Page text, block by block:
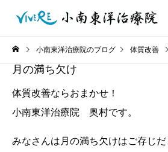
小南東洋治療院のブログ 体質改善
月の満ち欠け
体質改善ならおまかせ！
小南東洋治療院 奥村です。
みなさんは月の満ち欠けはご存じ